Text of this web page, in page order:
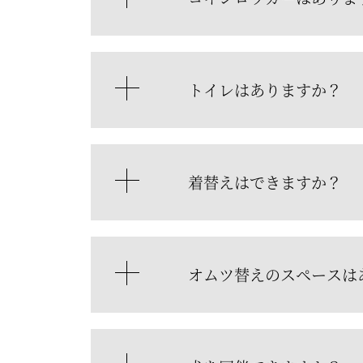
トイレはありますか？
着替えはできますか？
オムツ替えのスペースは